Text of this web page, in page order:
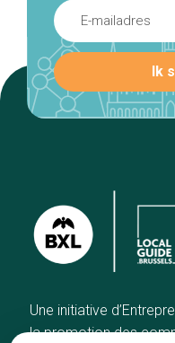
Une initiative
la promotion des